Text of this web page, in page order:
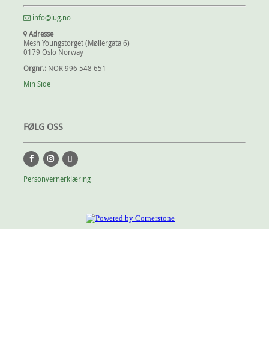
info@iug.no
Adresse
Mesh Youngstorget (Møllergata 6)
0179 Oslo Norway
Orgnr.: NOR 996 548 651
Min Side
FØLG OSS
Personvernerklæring